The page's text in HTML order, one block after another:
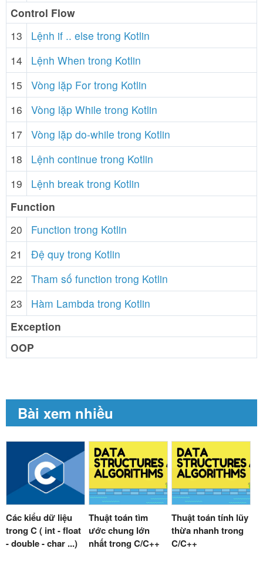
Control Flow
13
Lệnh if .. else trong Kotlin
14
Lệnh When trong Kotlin
15
Vòng lặp For trong Kotlin
16
Vòng lặp While trong Kotlin
17
Vòng lặp do-while trong Kotlin
18
Lệnh continue trong Kotlin
19
Lệnh break trong Kotlin
Function
20
Function trong Kotlin
21
Đệ quy trong Kotlin
22
Tham số function trong Kotlin
23
Hàm Lambda trong Kotlin
Exception
OOP
Bài xem nhiều
Các kiểu dữ liệu
trong C ( int - float
- double - char ...)
Thuật toán tìm
ước chung lớn
nhất trong C/C++
Thuật toán tính lũy
thừa nhanh trong
C/C++